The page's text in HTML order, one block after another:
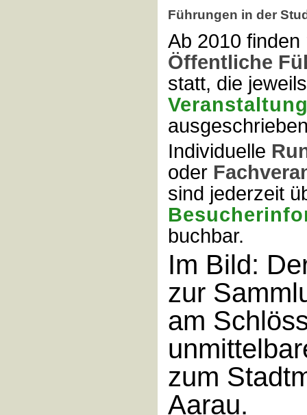
Führungen in der
Ab 2010
Öffentliche
statt, die
Individuelle
oder
sind jederzeit
buchbar.
Im Bild:
zur
am
zum
Aarau.